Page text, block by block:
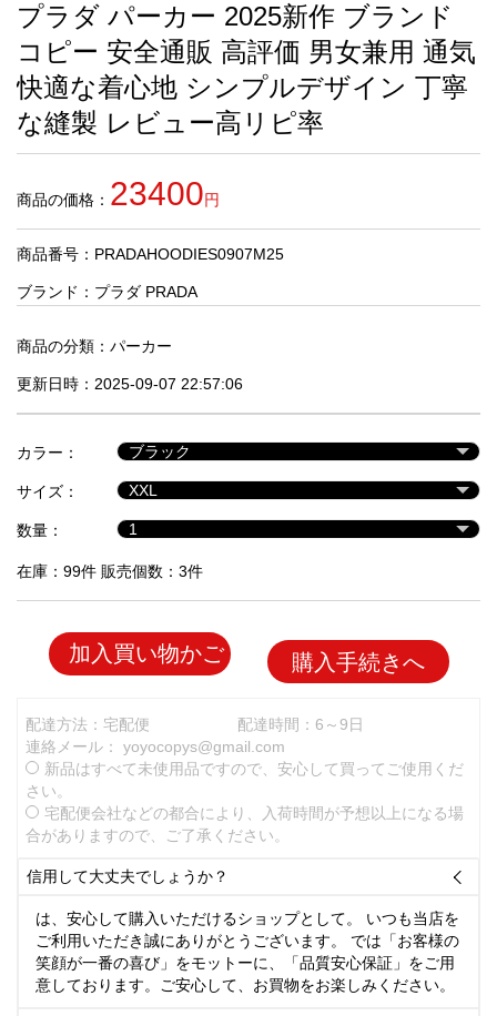
お
す
す
め
商
品
人
気
品
セ
商
品
プラダ パーカー 2025新作 ブランド
コピー 安全通販 高評価 男女兼用 通気
快適な着心地 シンプルデザイン 丁寧
な縫製 レビュー高リピ率
商品の価格： 23400円
商品番号：PRADAHOODIES0907M25
ブランド： プラダ PRADA
商品の分類： パーカー
更新日時：2025-09-07 22:57:06
カラー：
サイズ：
数量：
在庫：99件 販売個数：3件
加入買い物かご 購入手続きへ
配達方法：宅配便
配達時間：6～9日
連絡メール： yoyocopys@gmail.com
新品はすべて未使用品ですので、安心して買ってご使用くだ
さい。
宅配便会社などの都合により、入荷時間が予想以上になる場
合がありますので、ご了承ください。
信用して大丈夫でしょうか？ 
は、安心して購入いただけるショップとして。 いつも当店を
ご利用いただき誠にありがとうございます。 では「お客様の
笑顔が一番の喜び」をモットーに、「品質安心保証」をご用
意しております。ご安心して、お買物をお楽しみください。